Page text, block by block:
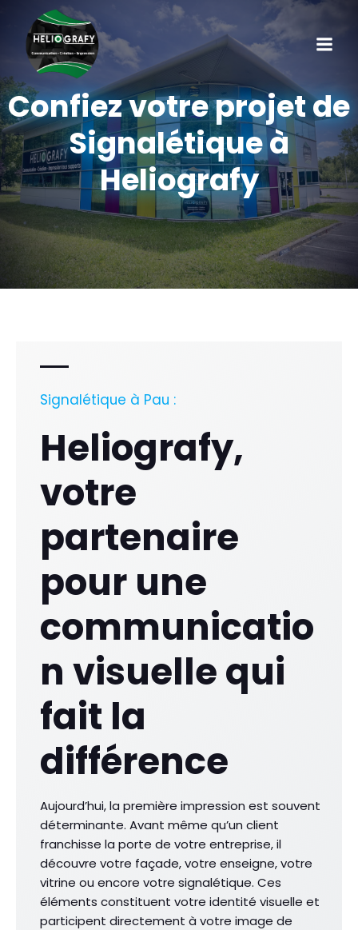
Confiez votre projet de
Signalétique à
Heliografy
Signalétique à Pau :
Heliografy,
votre
partenaire
pour une
communicatio
n visuelle qui
fait la
différence
Aujourd’hui, la première impression est souvent
déterminante. Avant même qu’un client
franchisse la porte de votre entreprise, il
découvre votre façade, votre enseigne, votre
vitrine ou encore votre signalétique. Ces
éléments constituent votre identité visuelle et
participent directement à votre image de